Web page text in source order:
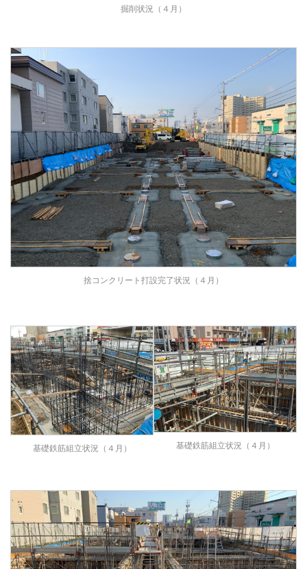
掘削状況（４月）
捨コンクリート打設完了状況（４月）
基礎鉄筋組立状況（４月） 基礎鉄筋組立状況（４月）